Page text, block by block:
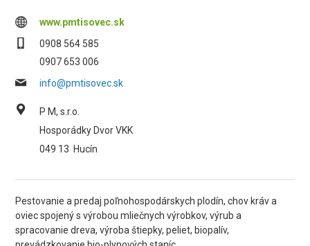
www.pmtisovec.sk
0908 564 585
0907 653 006
info@pmtisovec.sk
P M, s.r.o.
Hosporádky Dvor VKK
049 13 Hucín
Pestovanie a predaj poľnohospodárskych plodín, chov kráv a
oviec spojený s výrobou mliečnych výrobkov, výrub a
spracovanie dreva, výroba štiepky, peliet, biopalív,